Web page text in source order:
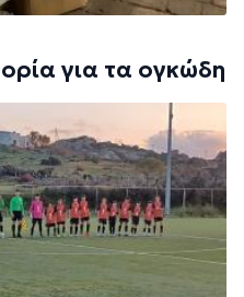
για τα ογκώδη